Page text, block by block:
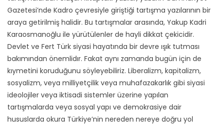
Gazetesi’nde Kadro çevresiyle giriştiği tartışma yazılarının bir
araya getirilmiş halidir. Bu tartışmalar arasında, Yakup Kadri
Karaosmanoğlu ile yürütülenler de hayli dikkat çekicidir.
Devlet ve Fert Türk siyasi hayatında bir devre ışık tutması
bakımından önemlidır. Fakat aynı zamanda bugün için de
kıymetini koruduğunu söyleyebiliriz. Liberalizm, kapitalizm,
sosyalizm, veya milliyetçilik veya muhafazakarlık gibi siyasi
ideolojiler veya iktisadi sistemler üzerine yapılan
tartışmalarda veya sosyal yapı ve demokrasiye dair
hususlarda okura Türkiye’nin nereden nereye doğru yol